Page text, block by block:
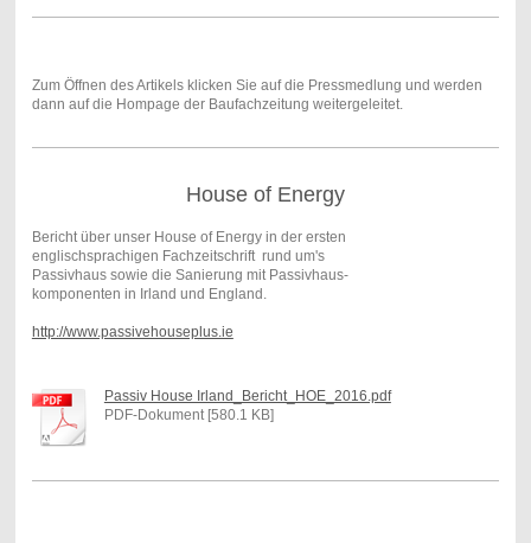
Zum Öffnen des Artikels klicken Sie auf die Pressmedlung und werden
dann auf die Hompage der Baufachzeitung weitergeleitet.
House of Energy
Bericht über unser House of Energy in der ersten
englischsprachigen Fachzeitschrift rund um's
Passivhaus sowie die Sanierung mit Passivhaus-
komponenten in Irland und England.
http://www.passivehouseplus.ie
Passiv House Irland_Bericht_HOE_2016.pdf
PDF-Dokument [580.1 KB]